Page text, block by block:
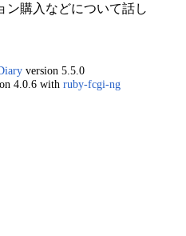
ン購入などについて話し
version 5.5.0
4.0.6 with ruby-fcgi-ng